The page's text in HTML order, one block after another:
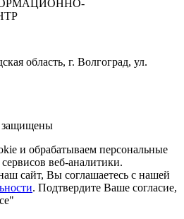
область, г. Волгоград, ул.
и обрабатываем персональные
веб-аналитики.
сайт, Вы соглашаетесь с нашей
. Подтвердите Ваше согласие,